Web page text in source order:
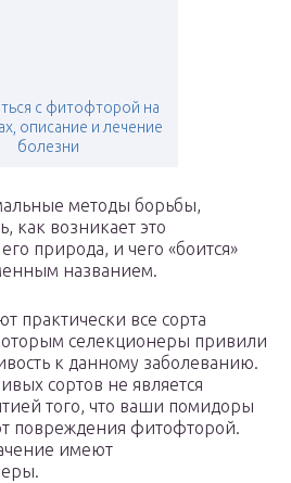
с фитофторой на
описание и лечение
болезни
методы борьбы,
как возникает это
природа, и чего «боится»
названием.
практически все сорта
селекционеры привили
к данному заболеванию.
сортов не является
того, что ваши помидоры
повреждения фитофторой.
имеют